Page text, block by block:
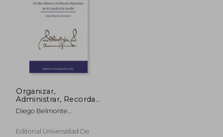
Organizar,
Administrar, Recordar
el Libro Blanco (in
Spanish)
Diego Belmonte
Editorial Universidad De